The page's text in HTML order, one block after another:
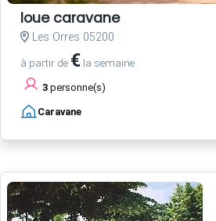
loue caravane
Les Orres 05200
à partir de € la semaine
3 personne(s)
Caravane